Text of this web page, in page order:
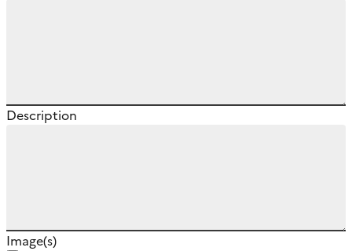
Description
Image(s)